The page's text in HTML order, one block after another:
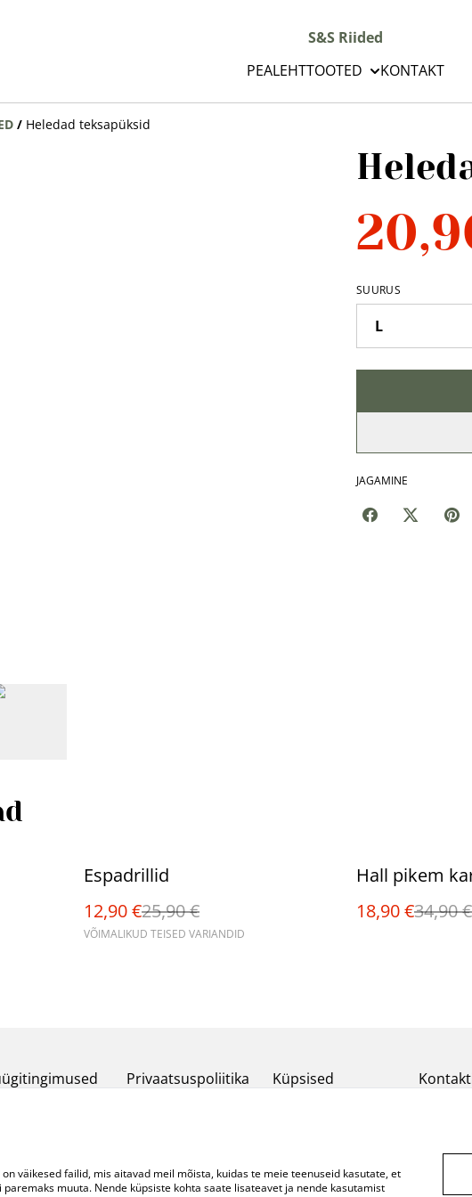
S&S Riided
PEALEHTTOOTED KONTAKT
/ Heledad teksapüksid
SUURUS
JAGAMINE
%
Espadrillid
12,90 €25,90 €
VÕIMALIKUD TEISED VARIANDID
%
Hall pikem
18,90 €34,90 €
Privaatsuspoliitika Küpsised
väikesed failid, mis aitavad meil mõista, kuidas te meie teenuseid kasutate, et
muuta. Nende küpsiste kohta saate lisateavet ja nende kasutamist